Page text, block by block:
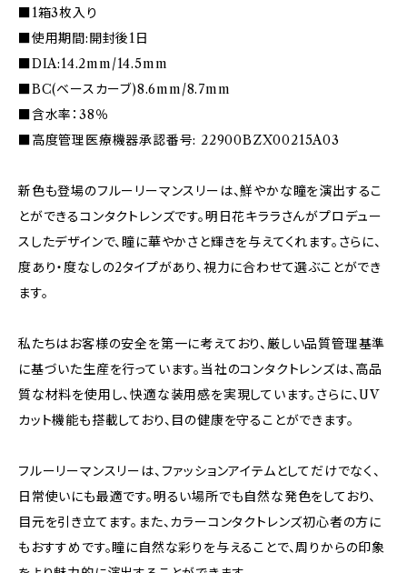
■1箱3枚入り
■使用期間:開封後1日
■DIA:14.2mm/14.5mm
■BC(ベースカーブ)8.6mm/8.7mm
■含水率：38％
■高度管理医療機器承認番号: 22900BZX00215A03
新色も登場のフルーリーマンスリーは、鮮やかな瞳を演出するこ
とができるコンタクトレンズです。明日花キララさんがプロデュー
スしたデザインで、瞳に華やかさと輝きを与えてくれます。さらに、
度あり・度なしの2タイプがあり、視力に合わせて選ぶことができ
ます。
私たちはお客様の安全を第一に考えており、厳しい品質管理基準
に基づいた生産を行っています。当社のコンタクトレンズは、高品
質な材料を使用し、快適な装用感を実現しています。さらに、UV
カット機能も搭載しており、目の健康を守ることができます。
フルーリーマンスリーは、ファッションアイテムとしてだけでなく、
日常使いにも最適です。明るい場所でも自然な発色をしており、
目元を引き立てます。また、カラーコンタクトレンズ初心者の方に
もおすすめです。瞳に自然な彩りを与えることで、周りからの印象